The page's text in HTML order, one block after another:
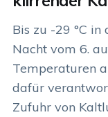
Bis zu -29 °C
Nacht vom 6.
Temperaturen
dafür
Zufuhr von